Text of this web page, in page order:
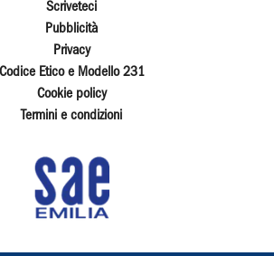
Scriveteci
Pubblicità
Privacy
Codice Etico e Modello 231
Cookie policy
Termini e condizioni